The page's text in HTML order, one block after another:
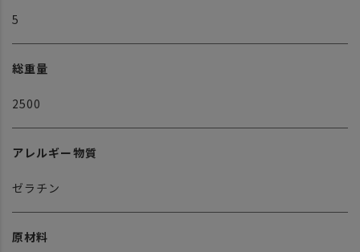
5
総重量
2500
アレルギー物質
ゼラチン
原材料